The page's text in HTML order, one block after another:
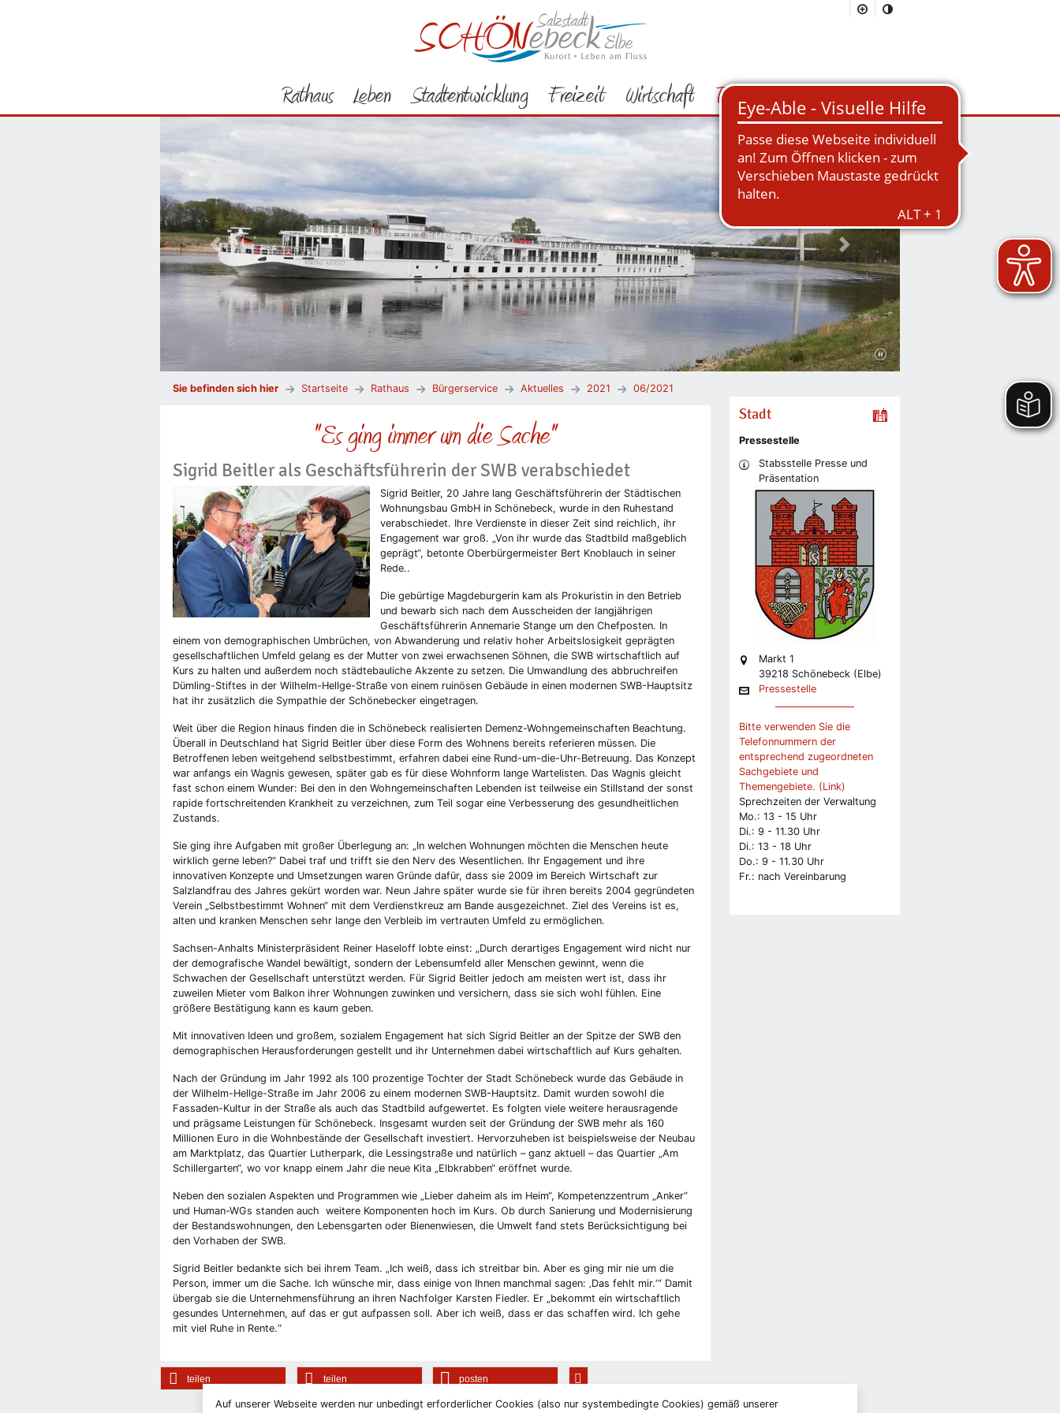
Auf unserer Webseite werden nur unbedingt erforderlicher Cookies (also nur systembedingte Cookies) gemäß unserer
Rathaus Leben Stadtentwicklung Freizeit Wirtschaft Tourismus Suchmaske öffnen/schließen
Vorheriges Bild Nächstes Bild
Sie befinden sich hier Startseite Rathaus Bürgerservice Aktuelles 2021 06/2021
"Es ging immer um die Sache"
Sigrid Beitler als Geschäftsführerin der SWB verabschiedet
Sigrid Beitler, 20 Jahre lang Geschäftsführerin der Städtischen
Wohnungsbau GmbH in Schönebeck, wurde in den Ruhestand
verabschiedet. Ihre Verdienste in dieser Zeit sind reichlich, ihr
Engagement war groß. „Von ihr wurde das Stadtbild maßgeblich
geprägt“, betonte Oberbürgermeister Bert Knoblauch in seiner
Rede..
Die gebürtige Magdeburgerin kam als Prokuristin in den Betrieb
und bewarb sich nach dem Ausscheiden der langjährigen
Geschäftsführerin Annemarie Stange um den Chefposten. In
einem von demographischen Umbrüchen, von Abwanderung und relativ hoher Arbeitslosigkeit geprägten
gesellschaftlichen Umfeld gelang es der Mutter von zwei erwachsenen Söhnen, die SWB wirtschaftlich auf
Kurs zu halten und außerdem noch städtebauliche Akzente zu setzen. Die Umwandlung des abbruchreifen
Dümling-Stiftes in der Wilhelm-Hellge-Straße von einem ruinösen Gebäude in einen modernen SWB-Hauptsitz
hat ihr zusätzlich die Sympathie der Schönebecker eingetragen.
Weit über die Region hinaus finden die in Schönebeck realisierten Demenz-Wohngemeinschaften Beachtung.
Überall in Deutschland hat Sigrid Beitler über diese Form des Wohnens bereits referieren müssen. Die
Betroffenen leben weitgehend selbstbestimmt, erfahren dabei eine Rund-um-die-Uhr-Betreuung. Das Konzept
war anfangs ein Wagnis gewesen, später gab es für diese Wohnform lange Wartelisten. Das Wagnis gleicht
fast schon einem Wunder: Bei den in den Wohngemeinschaften Lebenden ist teilweise ein Stillstand der sonst
rapide fortschreitenden Krankheit zu verzeichnen, zum Teil sogar eine Verbesserung des gesundheitlichen
Zustands.
Sie ging ihre Aufgaben mit großer Überlegung an: „In welchen Wohnungen möchten die Menschen heute
wirklich gerne leben?“ Dabei traf und trifft sie den Nerv des Wesentlichen. Ihr Engagement und ihre
innovativen Konzepte und Umsetzungen waren Gründe dafür, dass sie 2009 im Bereich Wirtschaft zur
Salzlandfrau des Jahres gekürt worden war. Neun Jahre später wurde sie für ihren bereits 2004 gegründeten
Verein „Selbstbestimmt Wohnen“ mit dem Verdienstkreuz am Bande ausgezeichnet. Ziel des Vereins ist es,
alten und kranken Menschen sehr lange den Verbleib im vertrauten Umfeld zu ermöglichen.
Sachsen-Anhalts Ministerpräsident Reiner Haseloff lobte einst: „Durch derartiges Engagement wird nicht nur
der demografische Wandel bewältigt, sondern der Lebensumfeld aller Menschen gewinnt, wenn die
Schwachen der Gesellschaft unterstützt werden. Für Sigrid Beitler jedoch am meisten wert ist, dass ihr
zuweilen Mieter vom Balkon ihrer Wohnungen zuwinken und versichern, dass sie sich wohl fühlen. Eine
größere Bestätigung kann es kaum geben.
Mit innovativen Ideen und großem, sozialem Engagement hat sich Sigrid Beitler an der Spitze der SWB den
demographischen Herausforderungen gestellt und ihr Unternehmen dabei wirtschaftlich auf Kurs gehalten.
Nach der Gründung im Jahr 1992 als 100 prozentige Tochter der Stadt Schönebeck wurde das Gebäude in
der Wilhelm-Hellge-Straße im Jahr 2006 zu einem modernen SWB-Hauptsitz. Damit wurden sowohl die
Fassaden-Kultur in der Straße als auch das Stadtbild aufgewertet. Es folgten viele weitere herausragende
und prägsame Leistungen für Schönebeck. Insgesamt wurden seit der Gründung der SWB mehr als 160
Millionen Euro in die Wohnbestände der Gesellschaft investiert. Hervorzuheben ist beispielsweise der Neubau
am Marktplatz, das Quartier Lutherpark, die Lessingstraße und natürlich – ganz aktuell – das Quartier „Am
Schillergarten“, wo vor knapp einem Jahr die neue Kita „Elbkrabben“ eröffnet wurde.
Neben den sozialen Aspekten und Programmen wie „Lieber daheim als im Heim“, Kompetenzzentrum „Anker“
und Human-WGs standen auch weitere Komponenten hoch im Kurs. Ob durch Sanierung und Modernisierung
der Bestandswohnungen, den Lebensgarten oder Bienenwiesen, die Umwelt fand stets Berücksichtigung bei
den Vorhaben der SWB.
Sigrid Beitler bedankte sich bei ihrem Team. „Ich weiß, dass ich streitbar bin. Aber es ging mir nie um die
Person, immer um die Sache. Ich wünsche mir, dass einige von Ihnen manchmal sagen: ‚Das fehlt mir.‘“ Damit
übergab sie die Unternehmensführung an ihren Nachfolger Karsten Fiedler. Er „bekommt ein wirtschaftlich
gesundes Unternehmen, auf das er gut aufpassen soll. Aber ich weiß, dass er das schaffen wird. Ich gehe
mit viel Ruhe in Rente.“
teilen teilen posten
Stadt
Pressestelle
Stabsstelle Presse und
Präsentation
Markt 1
39218 Schönebeck (Elbe)
Pressestelle
Bitte verwenden Sie die
Telefonnummern der
entsprechend zugeordneten
Sachgebiete und
Themengebiete. (Link)
Sprechzeiten der Verwaltung
Mo.: 13 - 15 Uhr
Di.: 9 - 11.30 Uhr
Di.: 13 - 18 Uhr
Do.: 9 - 11.30 Uhr
Fr.: nach Vereinbarung